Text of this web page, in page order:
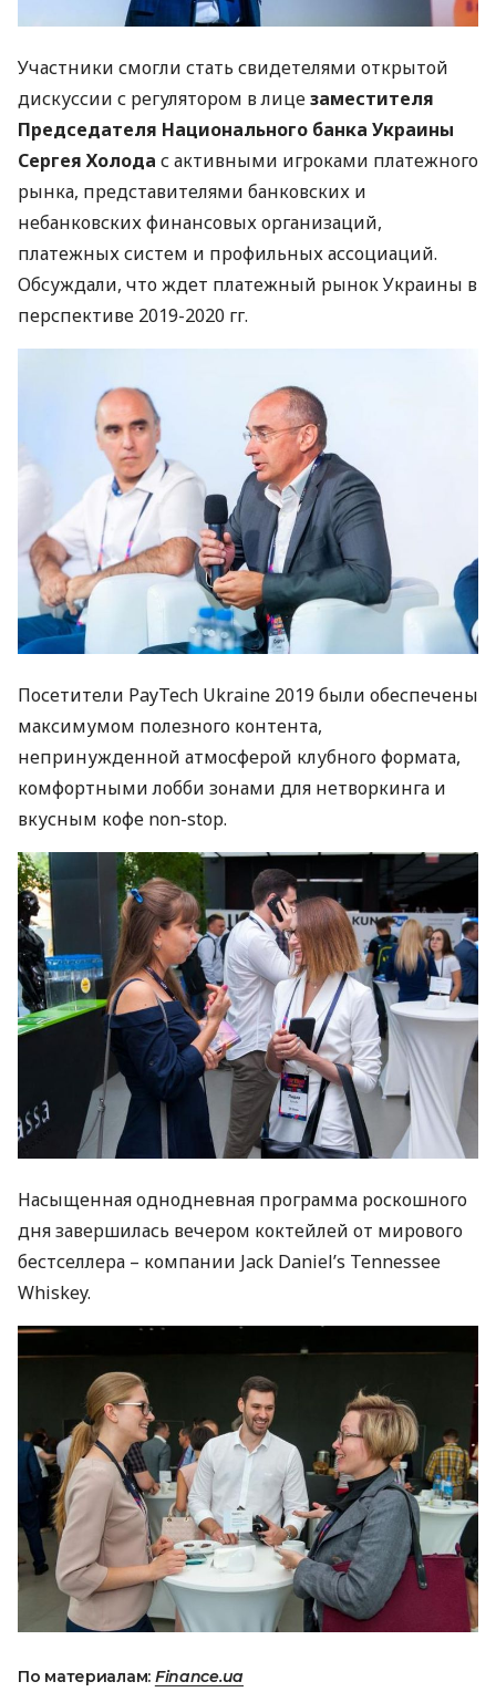
Участники смогли стать свидетелями открытой
дискуссии с регулятором в лицезаместителя
Председателя Национального банка Украины
Сергея Холода с активными игроками платежного
рынка, представителями банковских и
небанковских финансовых организаций,
платежных систем и профильных ассоциаций.
Обсуждали, что ждет платежный рынок Украины в
перспективе 2019-2020 гг.
Посетители PayTech Ukraine 2019 были обеспечены
максимумом полезного контента,
непринужденной атмосферой клубного формата,
комфортными лобби зонами для нетворкинга и
вкусным кофе non-stop.
Насыщенная однодневная программа роскошного
дня завершилась вечером коктейлей от мирового
бестселлера – компании Jack Daniel’s Tennessee
Whiskey.
По материалам: Finance.ua